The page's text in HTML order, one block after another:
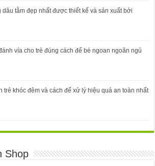
dâu tằm đẹp nhất được thiết kế và sản xuất bởi
vía cho trẻ đúng cách để bé ngoan ngoãn ngủ
trẻ khóc đêm và cách để xử lý hiệu quả an toàn nhất
Shop